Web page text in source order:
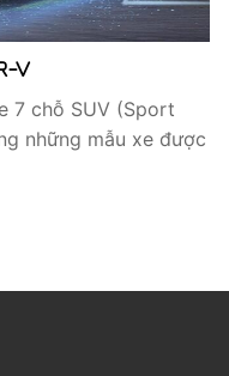
V
7 chỗ SUV (Sport
những mẫu xe được